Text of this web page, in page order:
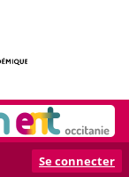
Se connecter